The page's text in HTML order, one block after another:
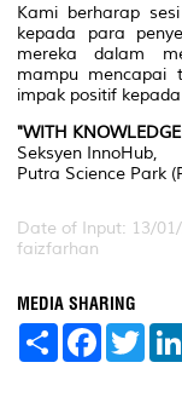
Kami berharap
kepada para
mereka dalam
mampu mencapai
impak positif
"WITH
Seksyen InnoHub,
Putra Science Park
Date of Input: 13/01/
faizfarhan
MEDIA SHARING
S
F
a
T
w